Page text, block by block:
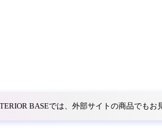
BASEでは、外部サイトの商品でもお